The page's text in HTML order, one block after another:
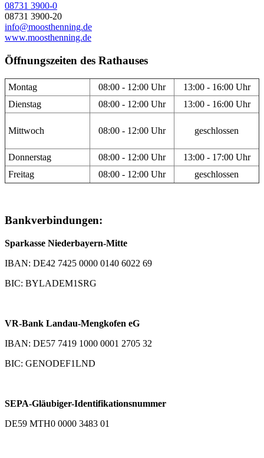
08731 3900-0
08731 3900-20
info@moosthenning.de
www.moosthenning.de
Öffnungszeiten des Rathauses
Montag 08:00 - 12:00 Uhr
13:00 - 16:00 Uhr
Dienstag
08:00 - 12:00 Uhr 13:00 - 16:00 Uhr
Mittwoch 08:00 - 12:00 Uhr geschlossen
Donnerstag 08:00 - 12:00 Uhr
13:00 - 17:00 Uhr
Freitag
08:00 - 12:00 Uhr geschlossen
Bankverbindungen:
Sparkasse Niederbayern-Mitte
IBAN: DE42 7425 0000 0140 6022 69
BIC: BYLADEM1SRG
VR-Bank Landau-Mengkofen eG
IBAN: DE57 7419 1000 0001 2705 32
BIC: GENODEF1LND
SEPA-Gläubiger-Identifikationsnummer
DE59 MTH0 0000 3483 01